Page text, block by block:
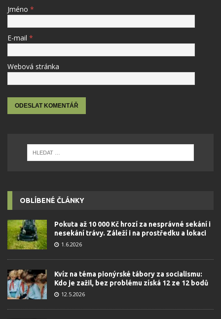
Jméno *
E-mail *
Webová stránka
OBLÍBENÉ ČLÁNKY
Pokuta až 10 000 Kč hrozí za nesprávné sekání i
nesekání trávy. Záleží i na prostředku a lokaci
1.6.2026
Kvíz na téma pionýrské tábory za socialismu:
Kdo je zažil, bez problému získá 12 ze 12 bodů
12.5.2026